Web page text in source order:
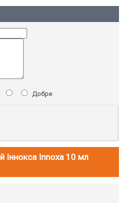
Добре
Іннокса Innoxa 10 мл